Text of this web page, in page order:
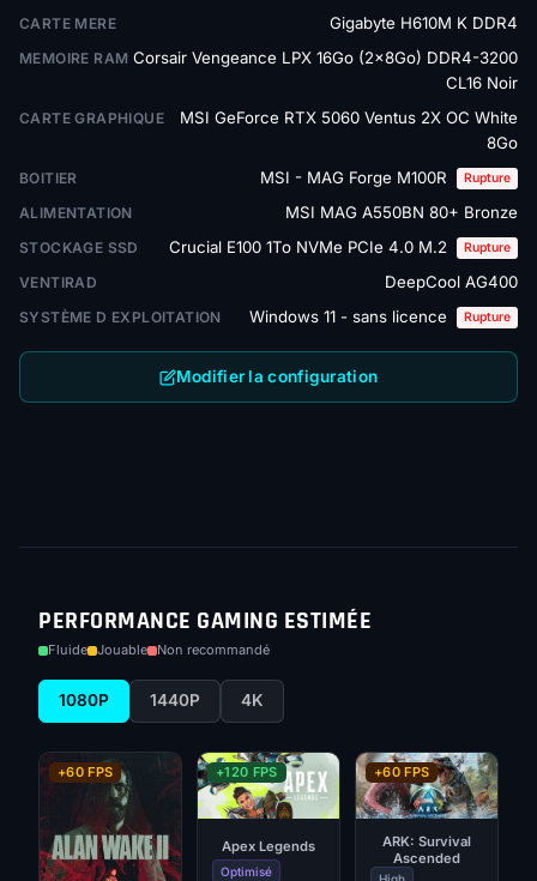
CARTE MERE Gigabyte H610M K DDR4
MEMOIRE RAM Corsair Vengeance LPX 16Go (2x8Go) DDR4-3200
CL16 Noir
CARTE GRAPHIQUE
MSI GeForce RTX 5060 Ventus 2X OC White
8Go
BOITIER MSI - MAG Forge M100R Rupture
ALIMENTATION MSI MAG A550BN 80+ Bronze
STOCKAGE SSD Crucial E100 1To NVMe PCIe 4.0 M.2 Rupture
VENTIRAD DeepCool AG400
SYSTÈME D EXPLOITATION Windows 11 - sans licence Rupture
Modifier la configuration
PERFORMANCE GAMING ESTIMÉE
Fluide Jouable Non recommandé
1080P 1440P 4K
+60 FPS +120 FPS
Apex Legends
Optimisé
+60 FPS
ARK: Survival
Ascended